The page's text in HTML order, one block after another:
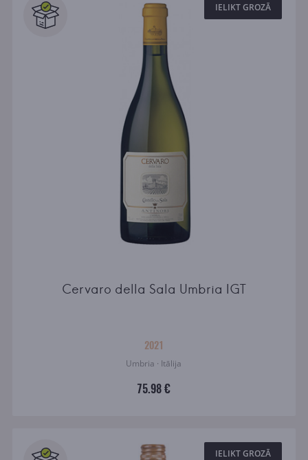
IELIKT GROZĀ
Cervaro della Sala Umbria IGT
2021
Umbria · Itālija
75.98 €
IELIKT GROZĀ